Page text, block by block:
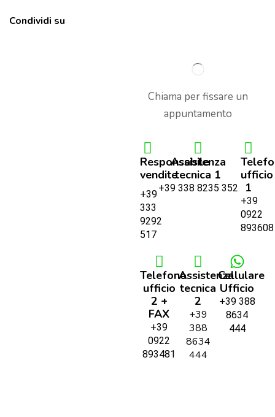
Condividi su
Chiama per fissare un
appuntamento
Responsabile
vendite
+39
333
9292
517
Assistenza
tecnica 1
+39 338 8235 352
ufficio
1
+39
0922
893608
Telefono
ufficio
2 +
FAX
+39
0922
893481
Assistenza
tecnica
2
+39
388
8634
444
Cellulare
Ufficio
+39 388
8634
444